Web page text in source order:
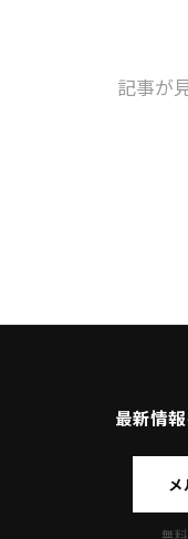
記事が
最新情
無